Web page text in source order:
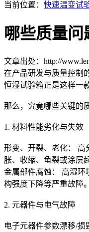
当前位置： 快速温变试
哪些质量
文章出处：http://
在产品研发与质量控制
恒湿试验箱正是这样一
那么，究竟哪些关键的
1. 材料性能劣化与失效
形变、开裂、老化： 高
胀、收缩、龟裂或涂层
金属部件腐蚀： 高湿环
构强度下降等严重故障。
2. 元器件与电气故障
电子元器件参数漂移/